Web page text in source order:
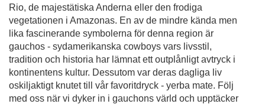
Rio, de majestätiska Anderna eller den frodiga
vegetationen i Amazonas. En av de mindre kända men
lika fascinerande symbolerna för denna region är
gauchos - sydamerikanska cowboys vars livsstil,
tradition och historia har lämnat ett outplånligt avtryck i
kontinentens kultur. Dessutom var deras dagliga liv
oskiljaktigt knutet till vår favoritdryck - yerba mate. Följ
med oss när vi dyker in i gauchons värld och upptäcker